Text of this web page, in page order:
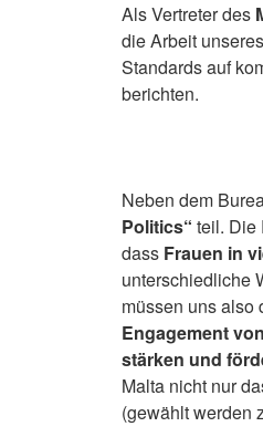
Als Vertreter des
die Arbeit
Standards auf
berichten.
Neben dem
Politics“ teil. Die
dass Frauen in
unterschiedliche
müssen uns also
Engagement
stärken und
Malta nicht nur
(gewählt werden